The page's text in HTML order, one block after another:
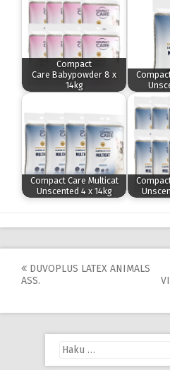
Compact
Care Babypowder 8 x
14kg
Compact Care Multicat
Unscented 4 x 14kg
Post
DUVOPLUS LATEX ANIMALS
ASS.
Haku: